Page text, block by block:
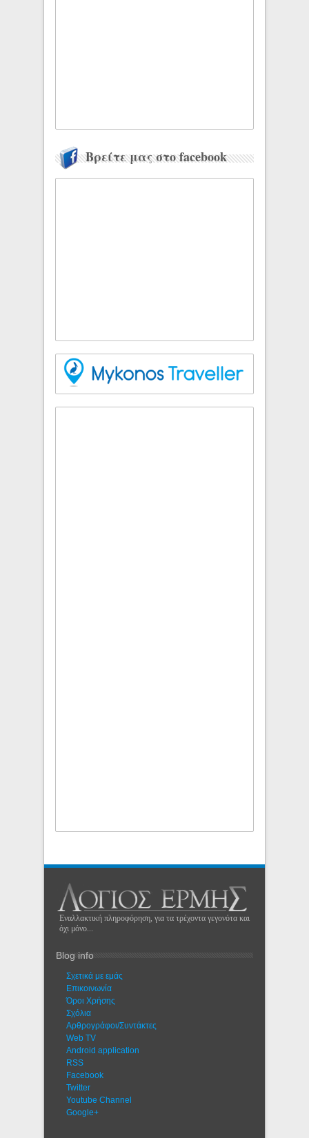
Βρείτε μας στο facebook
Εναλλακτική πληροφόρηση, για τα τρέχοντα γεγονότα και
όχι μόνο...
Blog info
Σχετικά με εμάς
Eπικοινωνία
Όροι Χρήσης
Σχόλια
Αρθρογράφοι/Συντάκτες
Web TV
Android application
RSS
Facebook
Twitter
Youtube Channel
Google+